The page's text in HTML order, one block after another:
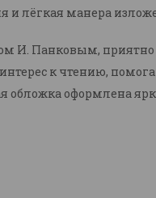
лёгкая манера
И. Панковым, приятно
к чтению,
обложка оформлена